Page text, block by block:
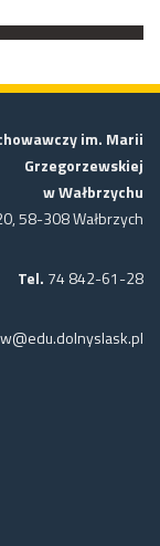
im. Marii
Grzegorzewskiej
w Wałbrzychu
58-308 Wałbrzych
Tel. 74 842-61-28